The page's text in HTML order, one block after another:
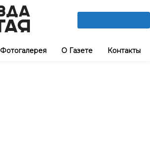
Фотогалерея О Газете Контакты